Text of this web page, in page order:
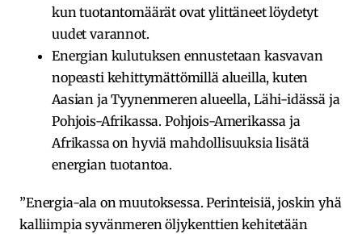
kun tuotantomäärät ovat ylittäneet löydetyt
uudet varannot.
Energian kulutuksen ennustetaan kasvavan
nopeasti kehittymättömillä alueilla, kuten
Aasian ja Tyynenmeren alueella, Lähi-idässä ja
Pohjois-Afrikassa. Pohjois-Amerikassa ja
Afrikassa on hyviä mahdollisuuksia lisätä
energian tuotantoa.
”Energia-ala on muutoksessa. Perinteisiä, joskin yhä
kalliimpia syvänmeren öljykenttien kehitetään